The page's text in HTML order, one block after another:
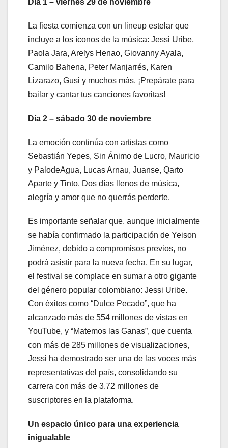
La fiesta comienza con un lineup estelar que
incluye a los íconos de la música: Jessi Uribe,
Paola Jara, Arelys Henao, Giovanny Ayala,
Camilo Bahena, Peter Manjarrés, Karen
Lizarazo, Gusi y muchos más. ¡Prepárate para
bailar y cantar tus canciones favoritas!
Día 2 – sábado 30 de noviembre
La emoción continúa con artistas como
Sebastián Yepes, Sin Ánimo de Lucro, Mauricio
y PalodeAgua, Lucas Arnau, Juanse, Qarto
Aparte y Tinto. Dos días llenos de música,
alegría y amor que no querrás perderte.
Es importante señalar que, aunque inicialmente
se había confirmado la participación de Yeison
Jiménez, debido a compromisos previos, no
podrá asistir para la nueva fecha. En su lugar,
el festival se complace en sumar a otro gigante
del género popular colombiano: Jessi Uribe.
Con éxitos como “Dulce Pecado”, que ha
alcanzado más de 554 millones de vistas en
YouTube, y “Matemos las Ganas”, que cuenta
con más de 285 millones de visualizaciones,
Jessi ha demostrado ser una de las voces más
representativas del país, consolidando su
carrera con más de 3.72 millones de
suscriptores en la plataforma.
Un espacio único para una experiencia
inigualable